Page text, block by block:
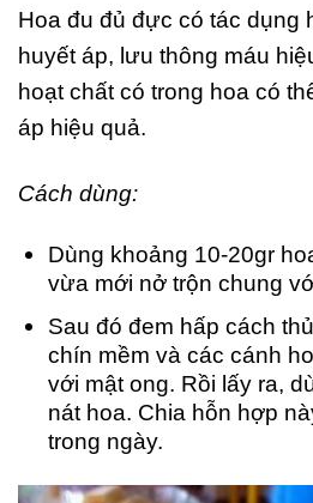
Hoa đu đủ đực có tác dụng
huyết áp, lưu thông máu
hoạt chất có trong hoa có
áp hiệu quả.
Cách dùng:
Dùng khoảng 10-20gr
vừa mới nở trộn chung
Sau đó đem hấp cách
chín mềm và các cánh
với mật ong. Rồi lấy ra,
nát hoa. Chia hỗn hợp
trong ngày.